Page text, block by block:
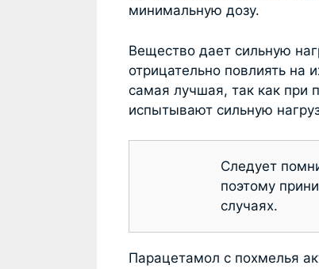
минимальную дозу.
Вещество дает сильную
отрицательно повлиять на
самая лучшая, так как при
испытывают сильную
Следует
поэтому
случаях.
Парацетамол с похмелья